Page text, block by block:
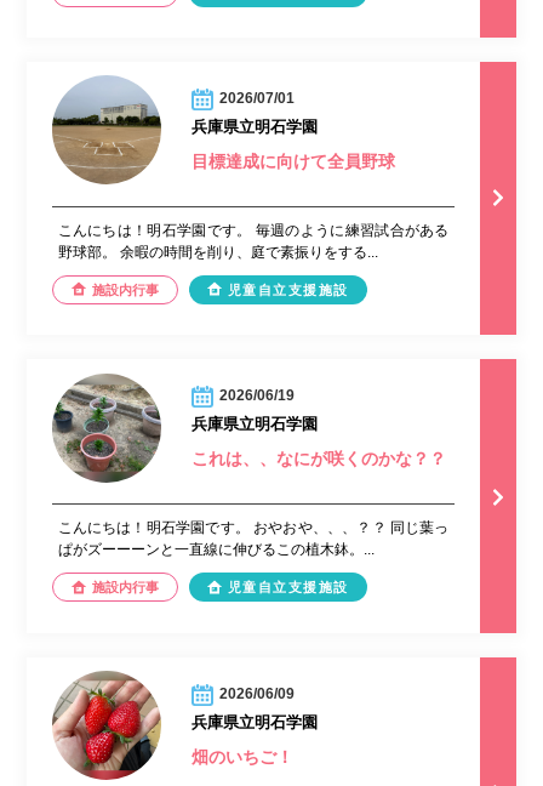
2026/07/01
兵庫県立明石学園
目標達成に向けて全員野球
こんにちは！明石学園です。 毎週のように練習試合がある
野球部。 余暇の時間を削り、庭で素振りをする...
施設内行事 児童自立支援施設
2026/06/19
兵庫県立明石学園
これは、、なにが咲くのかな？？
こんにちは！明石学園です。 おやおや、、、？？ 同じ葉っ
ぱがズーーーンと一直線に伸びるこの植木鉢。...
施設内行事 児童自立支援施設
2026/06/09
兵庫県立明石学園
畑のいちご！